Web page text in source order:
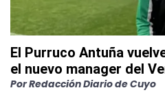
El Purruco Antuña
el nuevo manager del
PorRedacción Diario de Cuyo